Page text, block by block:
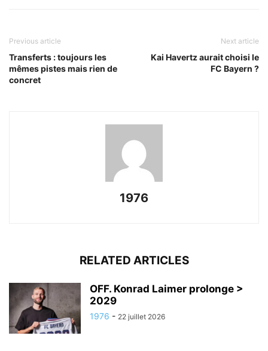
Previous article
Transferts : toujours les
mêmes pistes mais rien de
concret
Next article
Kai Havertz aurait choisi le
FC Bayern ?
1976
RELATED ARTICLES
OFF. Konrad Laimer prolonge >
2029
1976 - 22 juillet 2026